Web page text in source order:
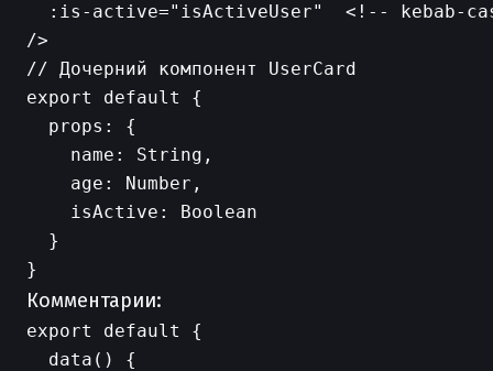
:is-active="isActiveUser"  <!-- kebab-
// Дочерний компонент UserCard
export default {
  props: {
    name: String,
    age: Number,
    isActive: Boolean
  }
Комментарии:
export default {
  data() {